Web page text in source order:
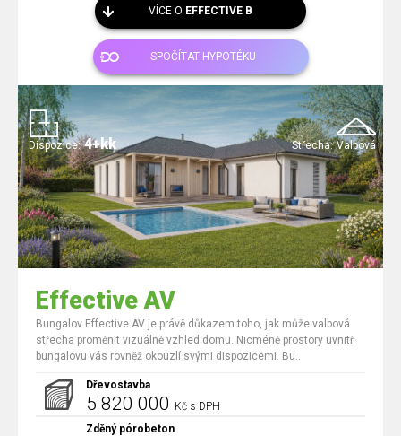
VÍCE O EFFECTIVE B
SPOČÍTAT HYPOTÉKU
Střecha: Valbová
Dispozice: 4+kk
Effective AV
Bungalov Effective AV je právě důkazem toho, jak může valbová
střecha proměnit vizuálně vzhled domu. Nicméně prostory uvnitř
bungalovu vás rovněž okouzlí svými dispozicemi. Bu..
Dřevostavba
5 820 000 Kč s DPH
Zděný pórobeton